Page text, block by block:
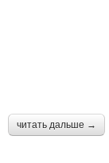
читать дальше →